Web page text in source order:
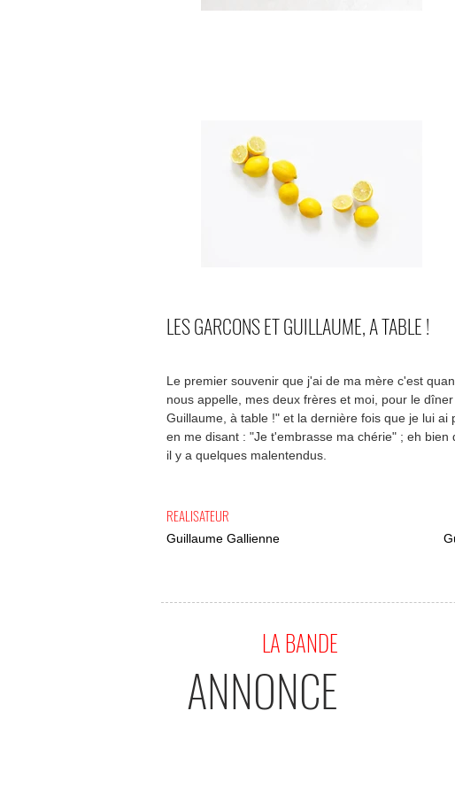
LES GARCONS ET GUILLAUME, A TABLE !
Le premier souvenir que j'ai de ma mère c'est
nous appelle, mes deux frères et moi, pour le
Guillaume, à table !" et la dernière fois que je lui
en me disant : "Je t'embrasse ma chérie" ; eh bien
il y a quelques malentendus.
REALISATEUR
Guillaume Gallienne
ANNONCE
LA BANDE